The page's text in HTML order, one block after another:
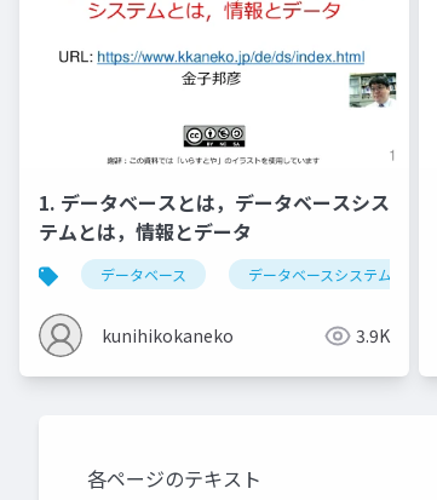
1. データベースとは，データベースシス
テムとは，情報とデータ
データベース データベースシステム
kunihikokaneko 3.9K
各ページのテキスト